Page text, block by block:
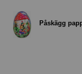
Påskägg